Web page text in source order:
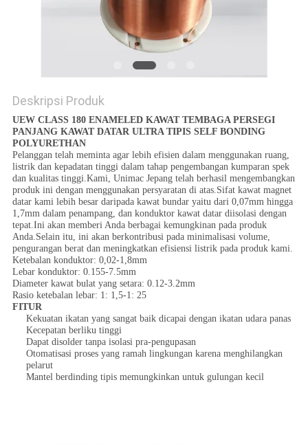
Deskripsi Produk
UEW CLASS 180 ENAMELED KAWAT TEMBAGA PERSEGI
PANJANG KAWAT DATAR ULTRA TIPIS SELF BONDING
POLYURETHAN
Pelanggan telah meminta agar lebih efisien dalam menggunakan ruang,
listrik dan kepadatan tinggi dalam tahap pengembangan kumparan spek
dan kualitas tinggi.Kami, Unimac Jepang telah berhasil mengembangkan
produk ini dengan menggunakan persyaratan di atas.Sifat kawat magnet
datar kami lebih besar daripada kawat bundar yaitu dari 0,07mm hingga
1,7mm dalam penampang, dan konduktor kawat datar diisolasi dengan
tepat.Ini akan memberi Anda berbagai kemungkinan pada produk
Anda.Selain itu, ini akan berkontribusi pada minimalisasi volume,
pengurangan berat dan meningkatkan efisiensi listrik pada produk kami.
Ketebalan konduktor: 0,02-1,8mm
Lebar konduktor: 0.155-7.5mm
Diameter kawat bulat yang setara: 0.12-3.2mm
Rasio ketebalan lebar: 1: 1,5-1: 25
FITUR
Kekuatan ikatan yang sangat baik dicapai dengan ikatan udara panas
Kecepatan berliku tinggi
Dapat disolder tanpa isolasi pra-pengupasan
Otomatisasi proses yang ramah lingkungan karena menghilangkan
pelarut
Mantel berdinding tipis memungkinkan untuk gulungan kecil